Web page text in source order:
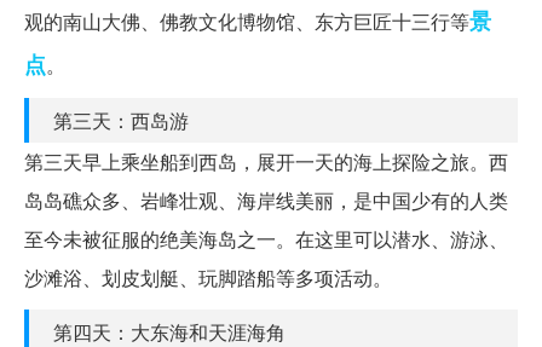
观的南山大佛、佛教文化博物馆、东方巨匠十三行等景
点。
第三天：西岛游
第三天早上乘坐船到西岛，展开一天的海上探险之旅。西
岛岛礁众多、岩峰壮观、海岸线美丽，是中国少有的人类
至今未被征服的绝美海岛之一。在这里可以潜水、游泳、
沙滩浴、划皮划艇、玩脚踏船等多项活动。
第四天：大东海和天涯海角